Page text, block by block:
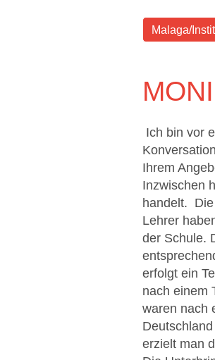
Malaga/
Ich bin vor
Ihrem
Inzwischen
handelt. Die
Lehrer
der Schule.
erfolgt ein
nach einem
waren nach
erzielt man